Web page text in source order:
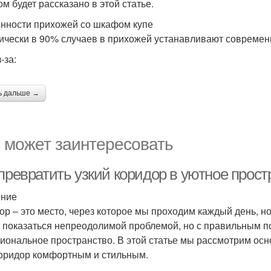
будет рассказано в этой статье.
прихожей со шкафом купе
в 90% случаев в прихожей устанавливают
за:
дальше →
заинтересовать
узкий коридор в уютное
– это место, через которое мы проходим каждый день,
непреодолимой проблемой, но с правильным
пространство. В этой статье мы рассмотрим
комфортным и стильным.